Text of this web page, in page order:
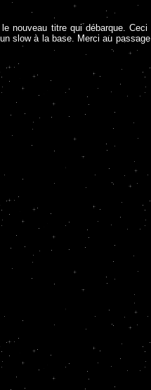
nouveau titre qui débarque.
slow à la base. Merci au